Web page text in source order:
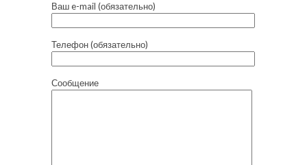
Ваш e-mail (обязательно)
Телефон (обязательно)
Сообщение